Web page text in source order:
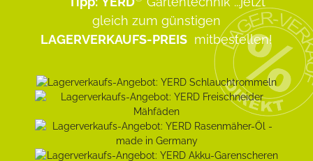
gleich zum günstigen
LAGERVERKAUFS-PREIS mitbestellen!